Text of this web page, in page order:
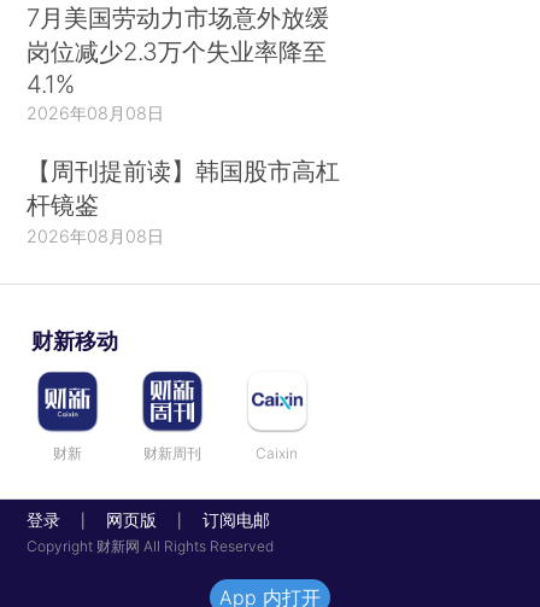
7月美国劳动力市场意外放缓
岗位减少2.3万个失业率降至
4.1%
2026年08月08日
【周刊提前读】韩国股市高杠
杆镜鉴
2026年08月08日
财新移动
财新 财新周刊 Caixin
登录 网页版 订阅电邮
Copyright 财新网 All Rights Reserved
App 内打开